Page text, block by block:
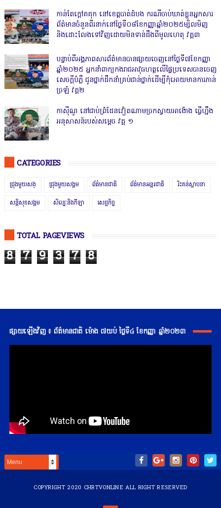
កាន់តែក្តៅគគុក នៅខេត្តបាត់ដំបង ករណីចាប់ឃាត់ខ្លួនអ្នកសារ
ព័ត៌មានចំនួនពីរនាក់នៅថ្ងៃទី០៨ខែកញ្ញាឆ្នាំ២០២៥ម្សិលមិញ
និងដោះលែងទៅវិញដោយមិនទាន់ដឹងពីមូលហេតុ វគ្គ៣
បន្ទាប់ពីអង្គភាពសារព័ត៌មានបានផ្សាយចេញនៅថ្ងៃទី៧ខែកញ្ញា
ឆ្នាំ២០២៥ អ្នកនាំពាក្យកងរាជអាវុធហត្ថលើផ្ទៃប្រទេសបានចេញ
សេចក្តីបំភ្លឺ ជូនថ្នាក់ដឹកនាំគ្រប់ជាន់ថ្នាក់ដើម្បីកុំអោយមានការភាន់
ច្រឡំ វគ្គ២
កាសុីណូ នៅជាប់ព្រំដែនវៀតណាមច្រកស្វាយអាង៉ោង ធ្វើហ្នឹង
អនុសាសន៍របស់សម្ដេច វគ្គ ១
CATEGORIES
ជ្រុងមួយសង្ ជ្រុងមួយសង្គម ព័ត៌មានជាតិ ព័ត៌មានអន្តរជាតិ រិះគន់ស្ថាបនា
សន្តិសុខសង្គម សិល្បៈនិងកីឡា សេដ្ឋកិច្ច
TOTAL PAGEVIEWS
8 7 9 3 7 8
ផ្សាយឡើងវិញ ៖ ព័ត៌មានជាតិ ម៉ោង ៧យប់ ថ្ងៃទី៤ ខែកញ្ញា ឆ្នាំ២០២៣
COPYRIGHT 2020 CHRTVONLINE ALL RIGHT RESERVED